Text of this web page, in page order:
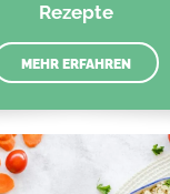
Rezepte
MEHR ERFAHREN